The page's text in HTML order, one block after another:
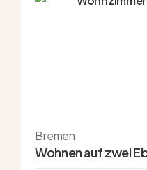
Bremen
Wohnen auf zwei